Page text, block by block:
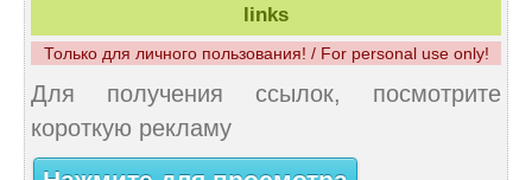
links
Только для личного пользования! / For personal use only!
Для получения ссылок, посмотрите
короткую рекламу